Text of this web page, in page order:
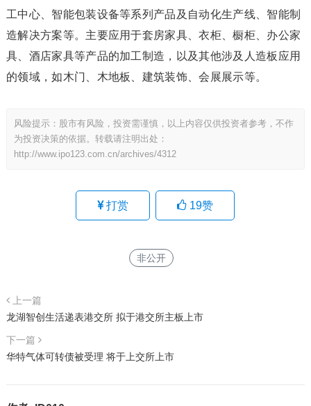
工中心、智能包装设备等系列产品及自动化生产线、智能制
造解决方案等。主要应用于套房家具、衣柜、橱柜、办公家
具、酒店家具等产品的加工制造，以及其他涉及人造板应用
的领域，如木门、木地板、建筑装饰、会展展示等。
风险提示：股市有风险，投资需谨慎，以上内容仅供投资者参考，不作
为投资决策的依据。转载请注明出处：
http://www.ipo123.com.cn/archives/4312
打赏 19赞
非公开
上一篇
龙湖智创生活递表港交所 拟于港交所主板上市
下一篇
华特气体可转债被受理 将于上交所上市